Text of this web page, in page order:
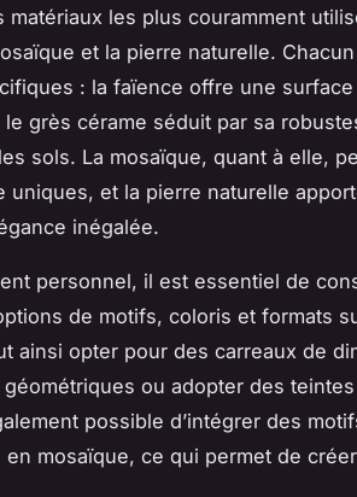
matériaux les plus couramment
et la pierre naturelle.
: la faïence offre une
grès cérame séduit par sa
sols. La mosaïque, quant à elle,
uniques, et la pierre naturelle
inégalée.
personnel, il est essentiel de
de motifs, coloris et formats
ainsi opter pour des carreaux de
ou adopter des teintes
possible d’intégrer des
en mosaïque, ce qui permet de